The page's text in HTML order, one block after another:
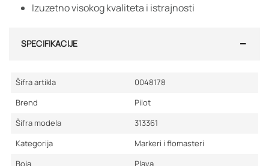
Izuzetno visokog kvaliteta i istrajnosti
SPECIFIKACIJE
Šifra artikla
0048178
Brend
Pilot
Šifra modela
313361
Kategorija
Markeri i flomasteri
Boja
Plava